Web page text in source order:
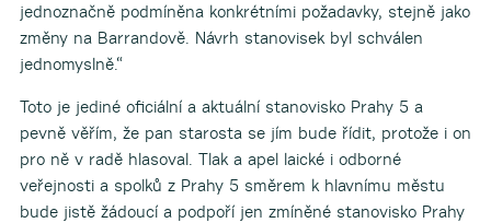
jednoznačně podmíněna konkrétními požadavky, stejně jako
změny na Barrandově. Návrh stanovisek byl schválen
jednomyslně.“
Toto je jediné oficiální a aktuální stanovisko Prahy 5 a
pevně věřím, že pan starosta se jím bude řídit, protože i on
pro ně v radě hlasoval. Tlak a apel laické i odborné
veřejnosti a spolků z Prahy 5 směrem k hlavnímu městu
bude jistě žádoucí a podpoří jen zmíněné stanovisko Prahy